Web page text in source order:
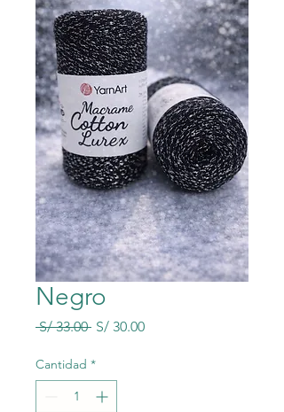
Negro
S/ 33.00 Precio
S/ 30.00Precio
Cantidad *